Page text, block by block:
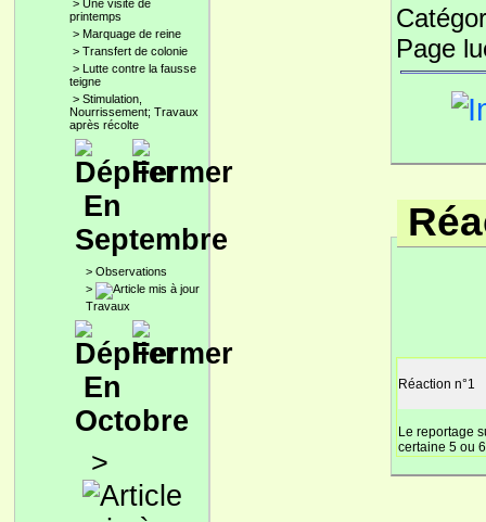
> Une visite de
printemps
> Marquage de reine
> Transfert de colonie
> Lutte contre la fausse
teigne
> Stimulation,
Nourrissement; Travaux
après récolte
En
Septembre
> Observations
>
Travaux
En
Octobre
>
Page
Réaction n°1
Le reportage
certaine 5 ou